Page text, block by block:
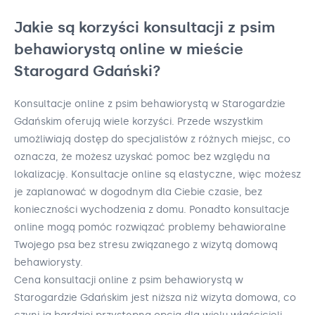
Jakie są korzyści konsultacji z psim
behawiorystą online w mieście
Starogard Gdański?
Konsultacje online z psim behawiorystą w Starogardzie
Gdańskim oferują wiele korzyści. Przede wszystkim
umożliwiają dostęp do specjalistów z różnych miejsc, co
oznacza, że możesz uzyskać pomoc bez względu na
lokalizację. Konsultacje online są elastyczne, więc możesz
je zaplanować w dogodnym dla Ciebie czasie, bez
konieczności wychodzenia z domu. Ponadto konsultacje
online mogą pomóc rozwiązać problemy behawioralne
Twojego psa bez stresu związanego z wizytą domową
behawiorysty.
Cena konsultacji online z psim behawiorystą w
Starogardzie Gdańskim jest niższa niż wizyta domowa, co